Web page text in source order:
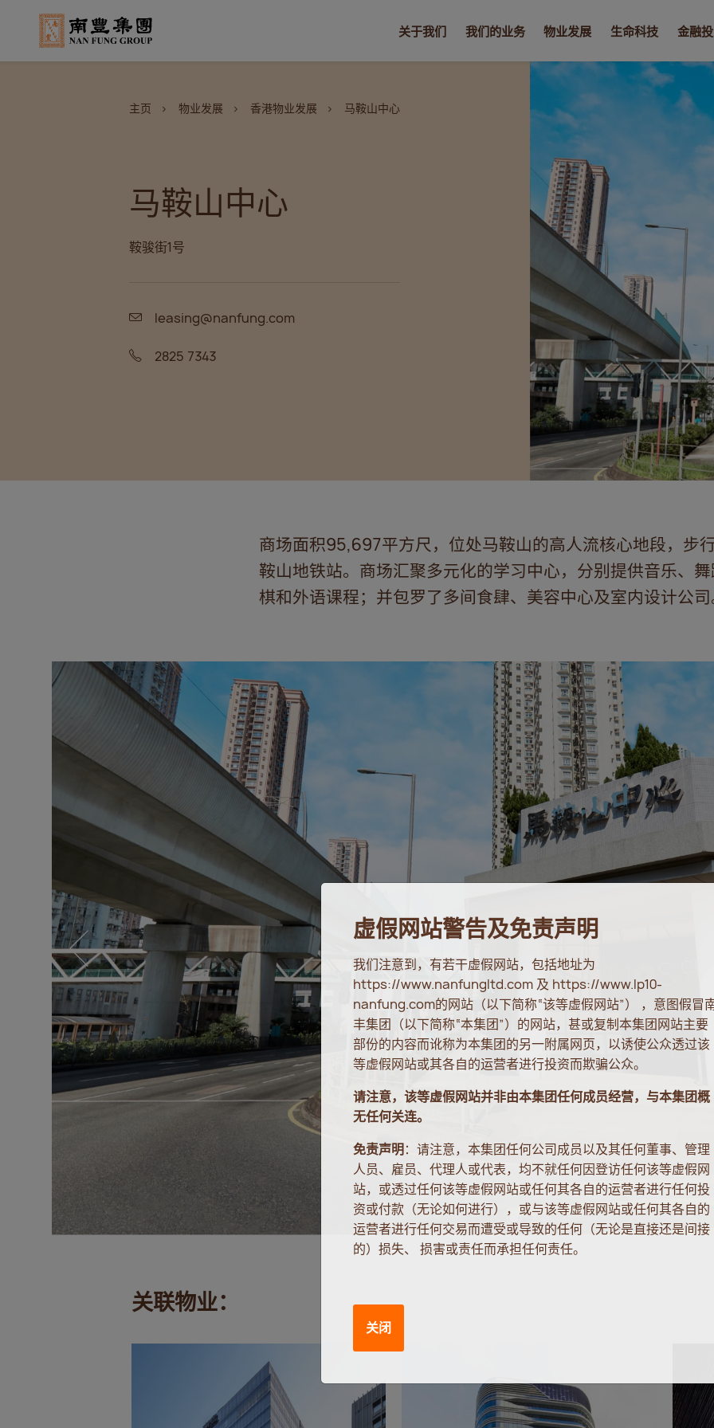
关于我们 我们的业务 物业发展 生命科技 金融
主页 物业发展 香港物业发展 马鞍山中心
马鞍山中心
鞍骏街1号
leasing@nanfung.com
2825 7343
商场面积95,697平方尺，位处马鞍山的高人流核心地段，步
鞍山地铁站。商场汇聚多元化的学习中心，分别提供音乐、
棋和外语课程；并包罗了多间食肆、美容中心及室内设计公
关联物业：
虚假网站警告及免责声明
我们注意到，有若干虚假网站，包括地址为
https://www.nanfungltd.com 及 https://www.lp10-
nanfung.com的网站（以下简称“该等虚假网站”） ，意图假冒
丰集团（以下简称“本集团”）的网站，甚或复制本集团网站主要
部份的内容而讹称为本集团的另一附属网页，以诱使公众透过该
等虚假网站或其各自的运营者进行投资而欺骗公众。
请注意，该等虚假网站并非由本集团任何成员经营，与本集团概
无任何关连。
免责声明：请注意，本集团任何公司成员以及其任何董事、管理
人员、雇员、代理人或代表，均不就任何因登访任何该等虚假网
站，或透过任何该等虚假网站或任何其各自的运营者进行任何投
资或付款（无论如何进行），或与该等虚假网站或任何其各自的
运营者进行任何交易而遭受或导致的任何（无论是直接还是间接
的）损失、 损害或责任而承担任何责任。
关闭